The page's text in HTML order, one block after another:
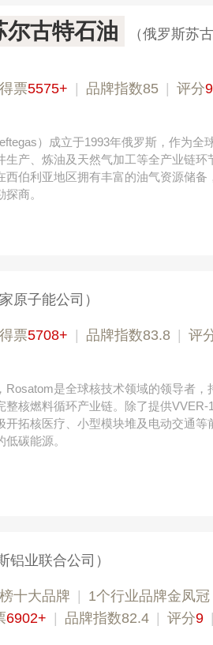
古特石油
（俄罗斯苏
票5575+ 品牌指数85 评分9
）成立于1993年俄罗斯，作为全
产、炼油及天然气加工等全产业链环
伯利亚地区拥有丰富的油气资源储备
商。
原子能公司）
票5708+ 品牌指数83.8 评
是全球核技术领域的领导者，
核燃料循环产业链。除了提供VVER-
开拓核医疗、小型模块堆及电动交通等
碳能源。
铝业联合公司）
十大品牌 1个行业品牌金凤冠
6902+ 品牌指数82.4 评分9